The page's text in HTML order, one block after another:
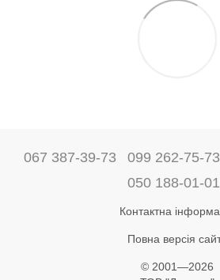
067 387-39-73 099 262-75-73
050 188-01-01
Контактна
Повна версія
© 2001—2026